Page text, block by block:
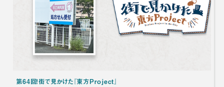
第64回！街で見かけた『東方Project』